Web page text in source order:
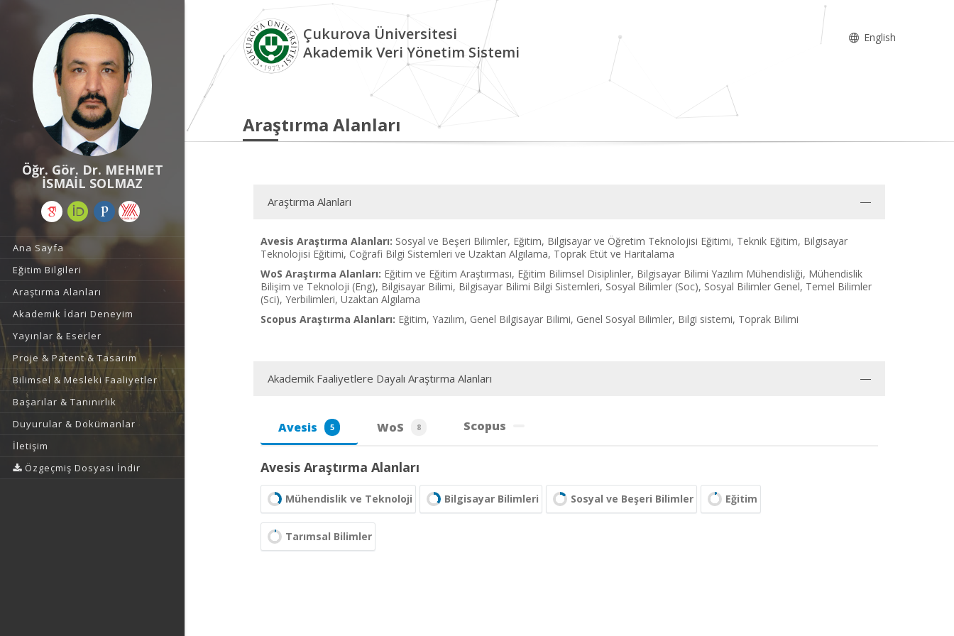
Öğr. Gör. Dr. MEHMET
İSMAİL SOLMAZ
Ana Sayfa
Eğitim Bilgileri
Araştırma Alanları
Akademik İdari Deneyim
Yayınlar & Eserler
Proje & Patent & Tasarım
Bilimsel & Mesleki Faaliyetler
Başarılar & Tanınırlık
Duyurular & Dokümanlar
İletişim
Özgeçmiş Dosyası İndir
Çukurova Üniversitesi
Akademik Veri Yönetim Sistemi
English
Araştırma Alanları
Araştırma Alanları
Avesis Araştırma Alanları: Sosyal ve Beşeri Bilimler, Eğitim, Bilgisayar ve Öğretim Teknolojisi Eğitimi, Teknik Eğitim, Bilgisayar
Teknolojisi Eğitimi, Coğrafi Bilgi Sistemleri ve Uzaktan Algılama, Toprak Etüt ve Haritalama
WoS Araştırma Alanları: Eğitim ve Eğitim Araştırması, Eğitim Bilimsel Disiplinler, Bilgisayar Bilimi Yazılım Mühendisliği, Mühendislik
Bilişim ve Teknoloji (Eng), Bilgisayar Bilimi, Bilgisayar Bilimi Bilgi Sistemleri, Sosyal Bilimler (Soc), Sosyal Bilimler Genel, Temel Bilimler
(Sci), Yerbilimleri, Uzaktan Algılama
Scopus Araştırma Alanları: Eğitim, Yazılım, Genel Bilgisayar Bilimi, Genel Sosyal Bilimler, Bilgi sistemi, Toprak Bilimi
Akademik Faaliyetlere Dayalı Araştırma Alanları
Avesis 5 WoS 8 Scopus
Avesis Araştırma Alanları
Mühendislik ve Teknoloji Bilgisayar Bilimleri Sosyal ve Beşeri Bilimler Eğitim
Tarımsal Bilimler